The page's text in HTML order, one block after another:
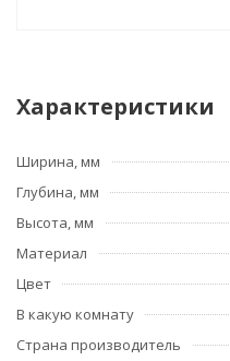
Характеристики
Ширина, мм
Глубина, мм
Высота, мм
Материал
Цвет
В какую комнату
Страна производитель